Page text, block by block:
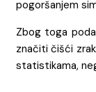
pogoršanjem
Zbog toga
značiti čišći
statistikama,